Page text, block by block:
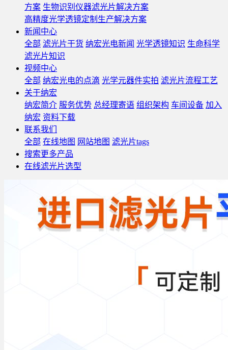
方案 生物识别仪器滤光片解决方案
高精度光学透镜定制生产解决方案
新闻中心
全部 滤光片干货 纳宏光电新闻 光学透镜知识 生命科学
滤光片知识
视频中心
全部 纳宏光电的点滴 光学元器件实拍 滤光片流程工艺
关于纳宏
纳宏简介 服务优势 总经理寄语 组织架构 车间设备 加入
纳宏 资料下载
联系我们
全部 在线地图 网站地图 滤光片tags
搜索更多产品
在线滤光片选型